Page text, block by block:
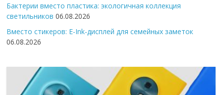
Бактерии вместо пластика: экологичная коллекция
светильников 06.08.2026
Вместо стикеров: E-Ink-дисплей для семейных заметок
06.08.2026